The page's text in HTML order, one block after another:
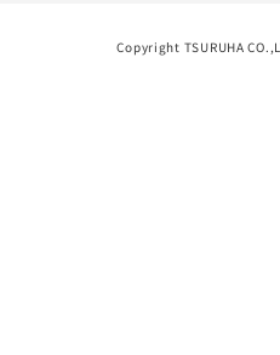
Copyright TSURUHA